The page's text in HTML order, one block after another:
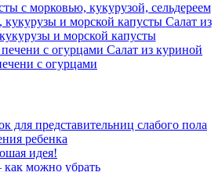
с морковью, кукурузой, сельдереем
Салат из
и морской капусты
Салат из куриной
с огурцами
для представительниц слабого пола
ребенка
идея!
как можно убрать